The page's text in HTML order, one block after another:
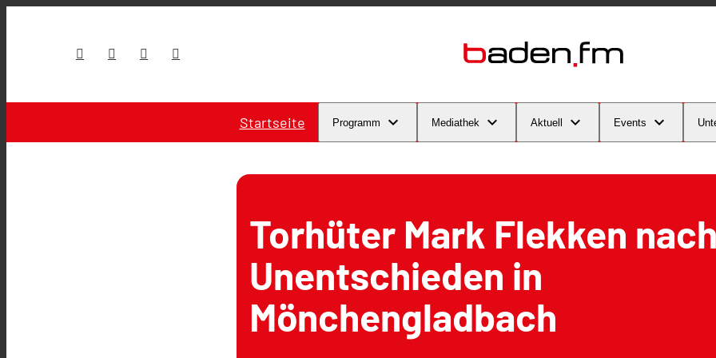
Startseite Programm Mediathek Aktuell Events
Torhüter Mark Flekken
Unentschieden in
Mönchengladbach